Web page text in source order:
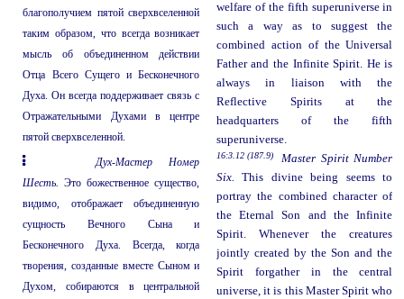
благополучием пятой сверхвселенной
таким образом, что всегда возникает
мысль об объединенном действии
Отца Всего Сущего и Бесконечного
Духа. Он всегда поддерживает связь с
Отражательными Духами в центре
пятой сверхвселенной.
welfare of the fifth superuniverse in
such a way as to suggest the
combined action of the Universal
Father and the Infinite Spirit. He is
always in liaison with the
Reflective Spirits at the
headquarters of the fifth
superuniverse.
Дух-Мастер Номер
Шесть. Это божественное существо,
видимо, отображает объединенную
сущность Вечного Сына и
Бесконечного Духа. Всегда, когда
творения, созданные вместе Сыном и
Духом, собираются в центральной
16:3.12 (187.9)
Master Spirit Number
Six. This divine being seems to
portray the combined character of
the Eternal Son and the Infinite
Spirit. Whenever the creatures
jointly created by the Son and the
Spirit forgather in the central
universe, it is this Master Spirit who